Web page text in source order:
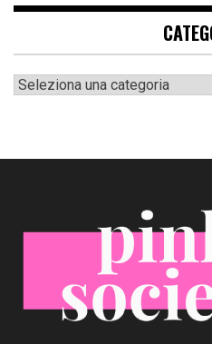
Categorie